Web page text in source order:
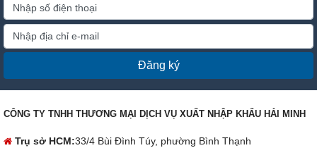
Đăng ký
CÔNG TY TNHH THƯƠNG MẠI DỊCH VỤ XUẤT NHẬP KHẨU HẢI MINH
Trụ sở HCM:33/4 Bùi Đình Túy, phường Bình Thạnh